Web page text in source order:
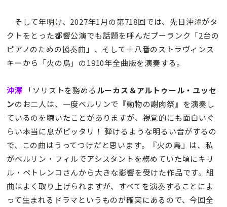
そして年明け、2027年1月の第718回では、先日沖澤がタ
クトをとった都響公演でも話題を呼んだプーランク「2台の
ピアノのための協奏曲」、そして十八番のストラヴィンス
キーから「火の鳥」の1910年全曲版を演奏する。
沖澤 「ソリストを務める ルーカス＆アルトゥール・ユッセ
ンのお二人は、一度ベルリンで『動物の謝肉祭』を演奏し
ているのを聴いたことがありますが、視覚的にも面白いぐ
らい本当に息がピッタリ！ 弾けるような明るい音がするの
で、この曲はうってつけだと思います。『火の鳥』は、私
がベルリン・フィルでアシスタントを務めていた頃にキリ
ル・ペトレンコさんから大きな影響を受けた作品です。組
曲はよく取り上げられますが、すべてを演奏することによ
って生まれるドラマというものが確実にあるので、今回全